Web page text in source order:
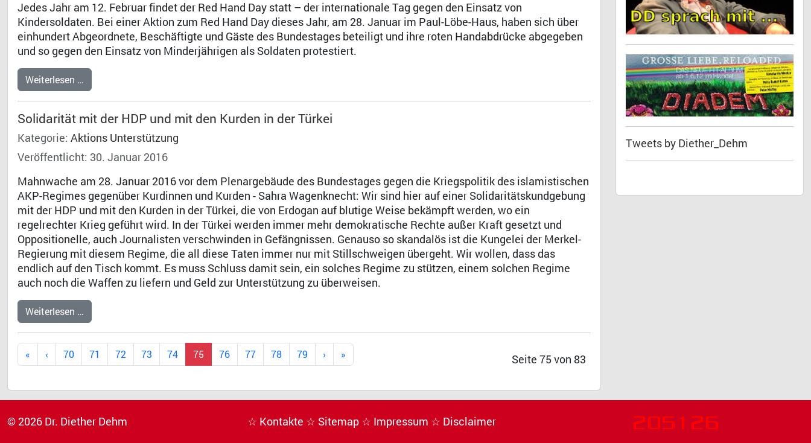
Jedes Jahr am 12. Februar findet der Red Hand Day statt – der internationale Tag gegen den Einsatz von
Kindersoldaten. Bei einer Aktion zum Red Hand Day dieses Jahr, am 28. Januar im Paul-Löbe-Haus, haben sich über
einhundert Abgeordnete, Beschäftigte und Gäste des Bundestages beteiligt und ihre roten Handabdrücke abgegeben
und so gegen den Einsatz von Minderjährigen als Soldaten protestiert.
Weiterlesen …
Solidarität mit der HDP und mit den Kurden in der Türkei
Kategorie: Aktions Unterstützung
Veröffentlicht: 30. Januar 2016
Mahnwache am 28. Januar 2016 vor dem Plenargebäude des Bundestages gegen die Kriegspolitik des islamistischen
AKP-Regimes gegenüber Kurdinnen und Kurden - Sahra Wagenknecht: Wir sind hier auf einer Solidaritätskundgebung
mit der HDP und mit den Kurden in der Türkei, die von Erdogan auf blutige Weise bekämpft werden, wo ein
regelrechter Krieg geführt wird. In der Türkei werden immer mehr demokratische Rechte außer Kraft gesetzt und
Oppositionelle, auch Journalisten verschwinden in Gefängnissen. Genauso so skandalös ist die Kungelei der Merkel-
Regierung mit diesem Regime, die all diese Taten immer nur mit Stillschweigen übergeht. Wir wollen, dass das
endlich auf den Tisch kommt. Es muss Schluss damit sein, ein solches Regime zu stützen, einem solchen Regime
auch noch die Waffen zu liefern und Geld zur Unterstützung zu überweisen.
Weiterlesen …
Seite 75 von 83
70 71 72 73 74 75 76 77 78 79
Tweets by Diether_Dehm
© 2026 Dr. Diether Dehm ☆ Kontakte ☆ Sitemap ☆ Impressum ☆ Disclaimer